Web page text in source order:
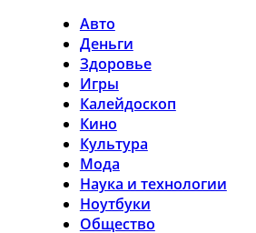
Авто
Деньги
Здоровье
Игры
Калейдоскоп
Кино
Культура
Мода
Наука и технологии
Ноутбуки
Общество